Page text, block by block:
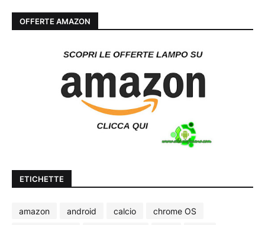
OFFERTE AMAZON
ETICHETTE
amazon android calcio
chrome OS